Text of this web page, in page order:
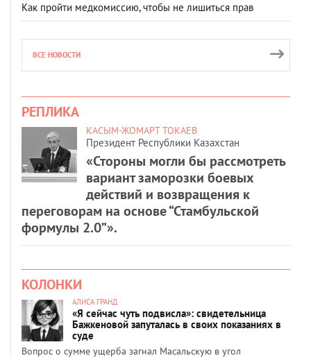
Как пройти медкомиссию, чтобы не лишиться прав
ВСЕ НОВОСТИ
РЕПЛИКА
КАСЫМ-ЖОМАРТ ТОКАЕВ
Президент Республики Казахстан
«Стороны могли бы рассмотреть
вариант заморозки боевых
действий и возвращения к
переговорам на основе “Стамбульской
формулы 2.0”».
КОЛОНКИ
АЛИСА ГРАНД
«Я сейчас чуть подвисла»: свидетельница
Бажкеновой запуталась в своих показаниях в
суде
Вопрос о сумме ущерба загнал Масальскую в угол